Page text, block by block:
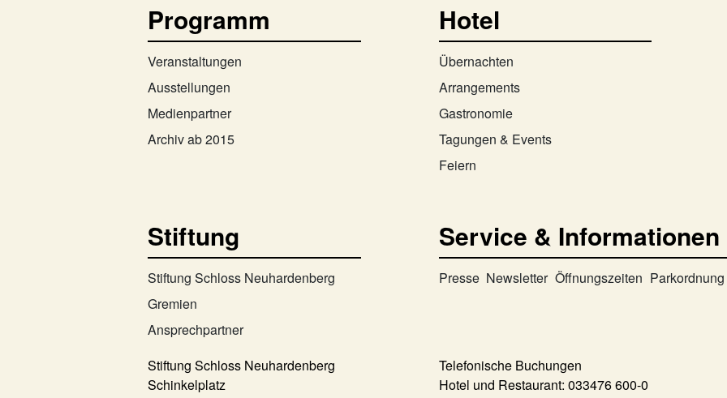
Programm
Veranstaltungen
Ausstellungen
Medienpartner
Archiv ab 2015
Hotel
Übernachten
Arrangements
Gastronomie
Tagungen & Events
Feiern
Stiftung
Stiftung Schloss Neuhardenberg
Gremien
Ansprechpartner
Service & Informationen
Presse Newsletter Öffnungszeiten Parkordnung
Stiftung Schloss Neuhardenberg
Schinkelplatz
Telefonische Buchungen
Hotel und Restaurant: 033476 600-0